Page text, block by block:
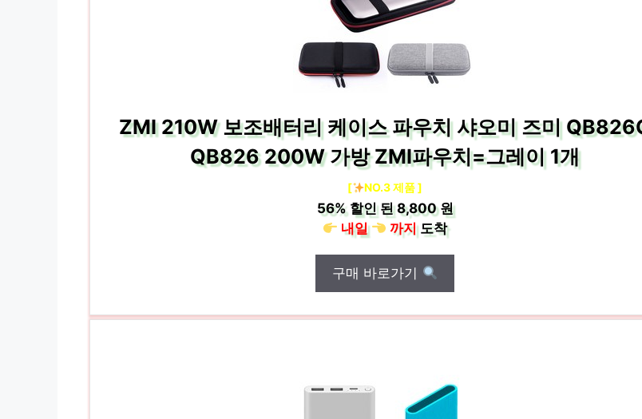
ZMI 210W 보조배터리 케이스 파우치 샤오미 즈미
QB826 200W 가방 ZMI파우치=그레이 1개
[ NO.3 제품 ]
56%할인 된8,800 원
내일
까지도착
구매 바로가기